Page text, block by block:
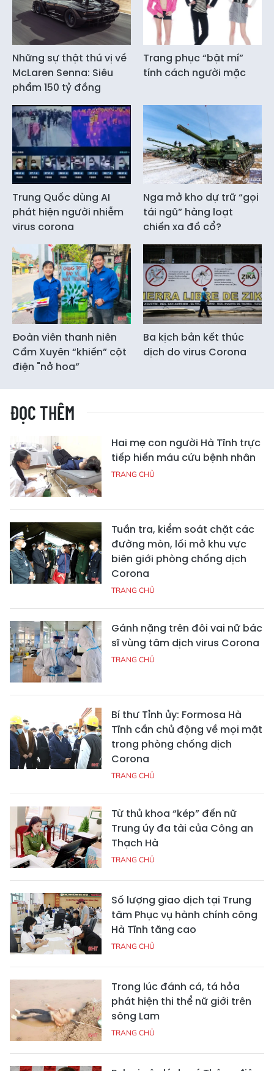
Những sự thật thú vị về
McLaren Senna: Siêu
phẩm 150 tỷ đồng
Trang phục “bật mí”
tính cách người mặc
Trung Quốc dùng AI
phát hiện người nhiễm
virus corona
Nga mở kho dự trữ “gọi
tái ngũ” hàng loạt
chiến xa đồ cổ?
Đoàn viên thanh niên
Cẩm Xuyên “khiến” cột
điện "nở hoa”
Ba kịch bản kết thúc
dịch do virus Corona
ĐỌC THÊM
Hai mẹ con người Hà Tĩnh trực
tiếp hiến máu cứu bệnh nhân
TRANG CHỦ
Tuần tra, kiểm soát chặt các
đường mòn, lối mở khu vực
biên giới phòng chống dịch
Corona
TRANG CHỦ
Gánh nặng trên đôi vai nữ bác
sĩ vùng tâm dịch virus Corona
TRANG CHỦ
Bí thư Tỉnh ủy: Formosa Hà
Tĩnh cần chủ động về mọi mặt
trong phòng chống dịch
Corona
TRANG CHỦ
Từ thủ khoa “kép” đến nữ
Trung úy đa tài của Công an
Thạch Hà
TRANG CHỦ
Số lượng giao dịch tại Trung
tâm Phục vụ hành chính công
Hà Tĩnh tăng cao
TRANG CHỦ
Trong lúc đánh cá, tá hỏa
phát hiện thi thể nữ giới trên
sông Lam
TRANG CHỦ